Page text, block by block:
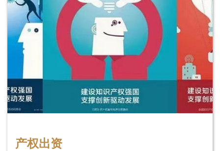
产权出资